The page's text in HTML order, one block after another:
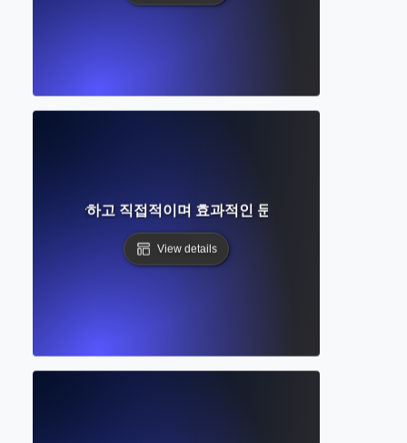
인가? 명확하고 직접적이며 효과적인 문장에 대한 완벽한 가
View details